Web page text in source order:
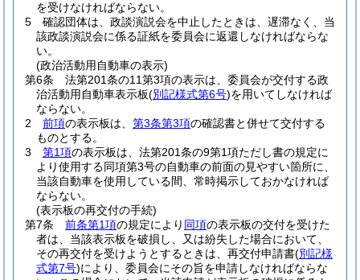
を受けなければならない。
5
確認団体は、政談演説会を中止したときは、遅滞なく、当
該政談演説会に係る証紙を委員会に返還しなければならな
い。
(政治活動用自動車の表示)
第6条
法第201条の11第3項の表示は、委員会が交付する政
治活動用自動車表示板(別記様式第6号)を用いてしなければ
ならない。
2
前項の表示板は、 第3条第3項の確認書と併せて交付する
ものとする。
3
第1項の表示板は、法第201条の9第1項ただし書の規定に
より使用する同項第3号の自動車の前面の見やすい箇所に、
当該自動車を使用している間、常時掲示しておかなければ
ならない。
(表示板の再交付の手続)
第7条
前条第1項の規定により 同項の表示板の交付を受けた
者は、当該表示板を破損し、又は紛失した場合において、
その再交付を受けようとするときは、再交付申請書(別記様
式第7号)により、委員会にその旨を申請しなければならな